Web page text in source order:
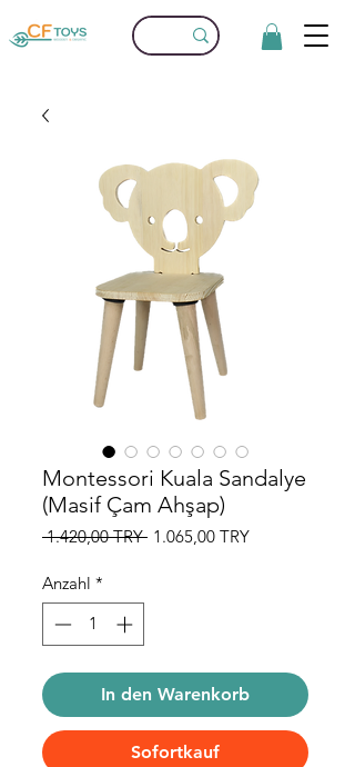
Montessori Kuala Sandalye
(Masif Çam Ahşap)
1.420,00 TRY Standardpreis
1.065,00 TRYSale-
Anzahl *
In den Warenkorb
Sofortkauf